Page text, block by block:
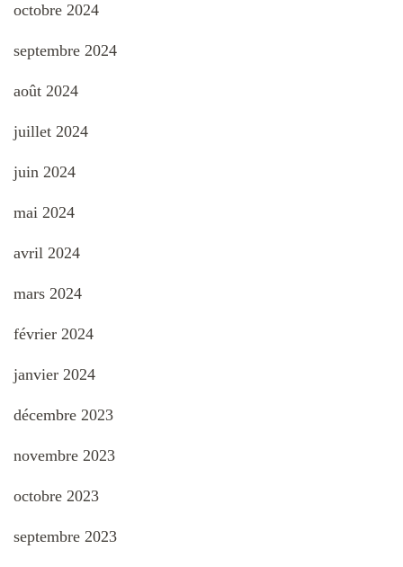
octobre 2024
septembre 2024
août 2024
juillet 2024
juin 2024
mai 2024
avril 2024
mars 2024
février 2024
janvier 2024
décembre 2023
novembre 2023
octobre 2023
septembre 2023